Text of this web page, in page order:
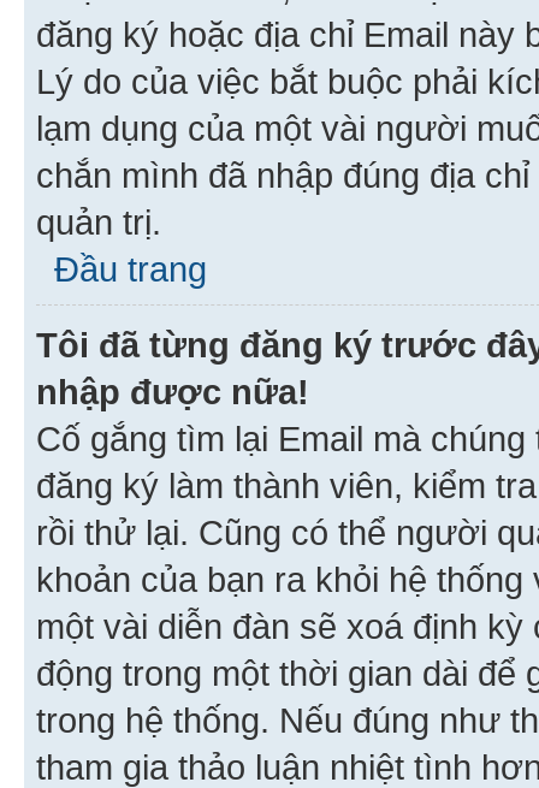
đăng ký hoặc địa chỉ Email này
Lý do của việc bắt buộc phải
lạm dụng của một vài người
chắn mình đã nhập đúng địa
quản trị.
Đầu trang
Tôi đã từng đăng ký trước
nhập được nữa!
Cố gắng tìm lại Email mà
đăng ký làm thành viên, kiểm
rồi thử lại. Cũng có thể người
khoản của bạn ra khỏi hệ
một vài diễn đàn sẽ xoá định
động trong một thời gian dài
trong hệ thống. Nếu đúng như
tham gia thảo luận nhiệt tình